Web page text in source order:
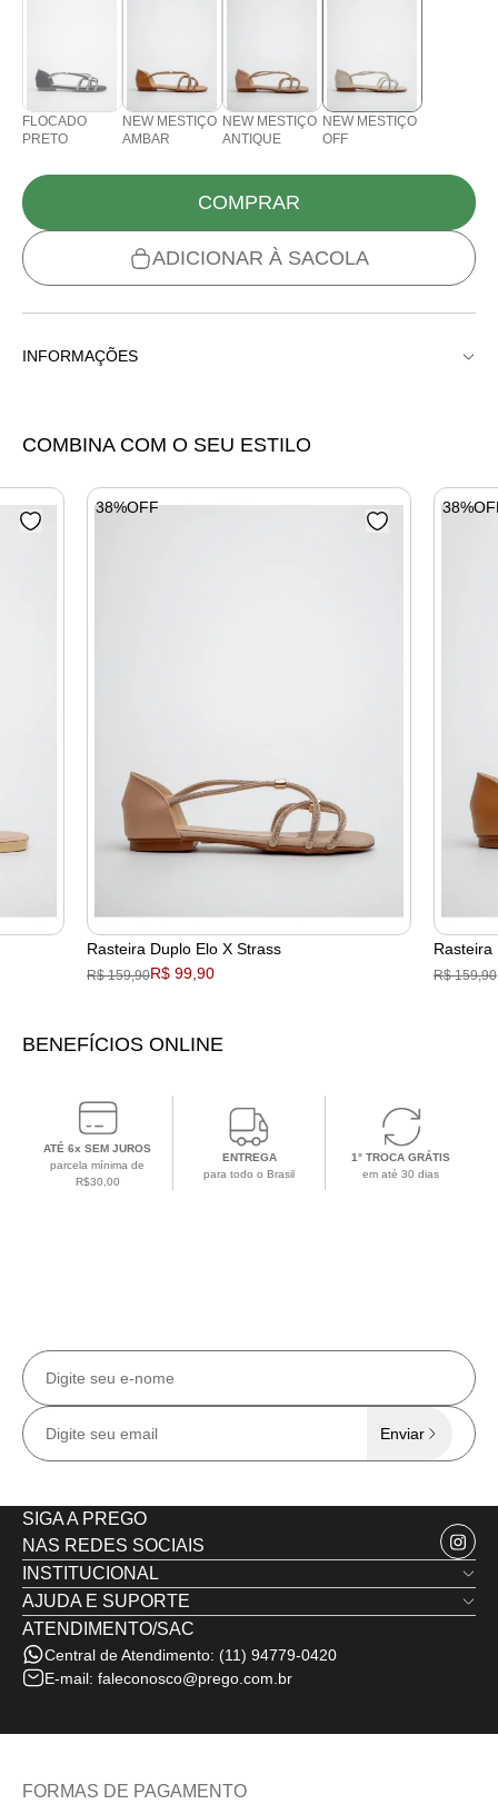
FLOCADO
PRETO
NEW MESTIÇO
AMBAR
NEW MESTIÇO
ANTIQUE
NEW MESTIÇO
OFF
COMPRAR
ADICIONAR À SACOLA
INFORMAÇÕES
COMBINA COM O SEU ESTILO
Rasteira Duplo Elo X Strass
R$ 159,90R$ 99,90
38%OFF
Rasteira
R$ 159,90
BENEFÍCIOS ONLINE
ATÉ 6x SEM JUROS
parcela mínima de
R$30,00
ENTREGA
para todo o Brasil
1° TROCA GRÁTIS
em até 30 dias
Enviar
SIGA A PREGO
NAS REDES SOCIAIS
INSTITUCIONAL
Quem Somos
Nossas Lojas
Minha Conta
AJUDA E SUPORTE
Trocas e Devoluções
Política de Privacidade
Termos de Uso
ATENDIMENTO/SAC
Central de Atendimento: (11) 94779-0420
E-mail: faleconosco@prego.com.br
FORMAS DE PAGAMENTO